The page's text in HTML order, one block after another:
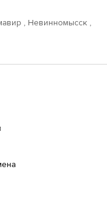
, Невинномысск ,